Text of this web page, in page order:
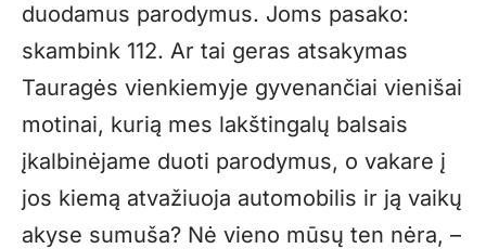
duodamus parodymus. Joms pasako:
skambink 112. Ar tai geras atsakymas
Tauragės vienkiemyje gyvenančiai vienišai
motinai, kurią mes lakštingalų balsais
įkalbinėjame duoti parodymus, o vakare į
jos kiemą atvažiuoja automobilis ir ją vaikų
akyse sumuša? Nė vieno mūsų ten nėra, –